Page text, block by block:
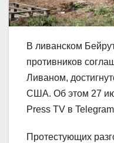
В ливанском
противников
Ливаном,
США. Об этом 27
Press TV в
Протестующих